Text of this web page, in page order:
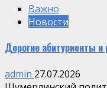
Важно
Новости
Дорогие абитуриенты и
admin 27.07.2026